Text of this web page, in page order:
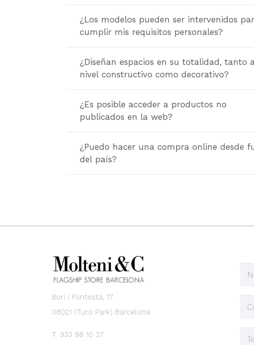
¿Los modelos pueden ser intervenidos
cumplir mis requisitos personales?
¿Diseñan espacios en su totalidad, tanto a
nivel constructivo como decorativo?
¿Es posible acceder a productos no
publicados en la web?
¿Puedo hacer una compra online desde
del país?
Bori i Fontestà, 17
08021 (Turó Park) Barcelona
T. 933 98 10 37